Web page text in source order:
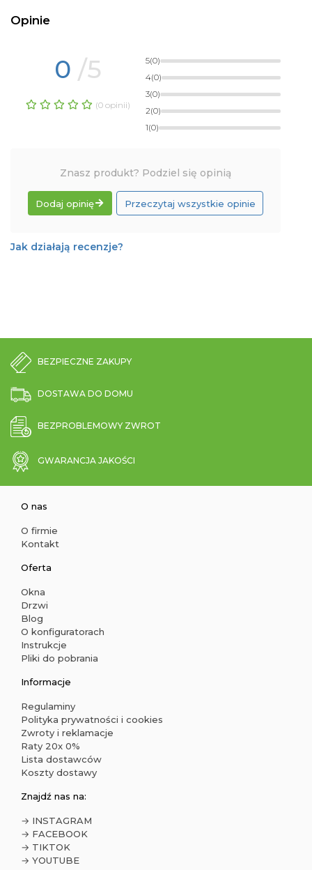
Opinie
0 /5
(0 opinii)
5(0)
4(0)
3(0)
2(0)
1(0)
Znasz produkt? Podziel się opinią
Dodaj opinię Przeczytaj wszystkie opinie
Jak działają recenzje?
BEZPIECZNE ZAKUPY
DOSTAWA DO DOMU
BEZPROBLEMOWY ZWROT
GWARANCJA JAKOŚCI
O nas
O firmie
Kontakt
Oferta
Okna
Drzwi
Blog
O konfiguratorach
Instrukcje
Pliki do pobrania
Informacje
Regulaminy
Polityka prywatności i cookies
Zwroty i reklamacje
Raty 20x 0%
Lista dostawców
Koszty dostawy
Znajdź nas na:
→ INSTAGRAM
→ FACEBOOK
→ TIKTOK
→ YOUTUBE